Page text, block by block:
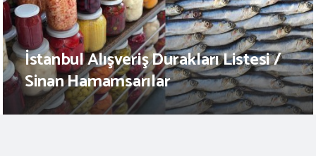
İstanbul Alışveriş Durakları Listesi /
Sinan Hamamsarılar